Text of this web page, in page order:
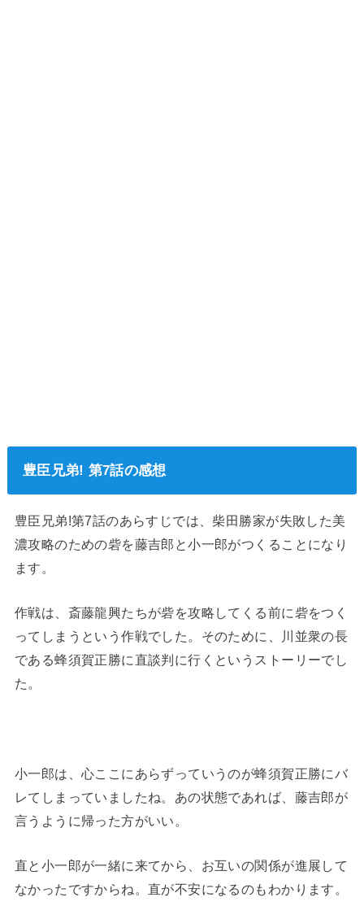
豊臣兄弟! 第7話の感想
豊臣兄弟!第7話のあらすじでは、柴田勝家が失敗した美
濃攻略のための砦を藤吉郎と小一郎がつくることになり
ます。
作戦は、斎藤龍興たちが砦を攻略してくる前に砦をつく
ってしまうという作戦でした。そのために、川並衆の長
である蜂須賀正勝に直談判に行くというストーリーでし
た。
小一郎は、心ここにあらずっていうのが蜂須賀正勝にバ
レてしまっていましたね。あの状態であれば、藤吉郎が
言うように帰った方がいい。
直と小一郎が一緒に来てから、お互いの関係が進展して
なかったですからね。直が不安になるのもわかります。